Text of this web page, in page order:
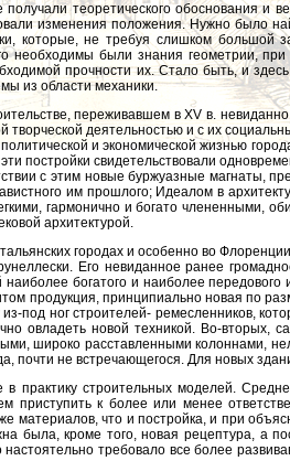
теоретического обоснования
изменения положения. Нужно
которые, не требуя слишком большой
необходимы были знания геометрии,
прочности их. Стало быть, и
из области механики.
переживавшем в XV в.
творческой деятельностью и с их
и экономической жизнью
постройки свидетельствовали
с этим новые буржуазные магнаты,
им прошлого; Идеалом в
гармонично и богато члененными,
архитектурой.
городах и особенно во
Его невиданное ранее
богатого и наиболее
продукция, принципиально новая по
под ног строителей- ремесленников,
овладеть новой техникой. Во-вторых,
широко расставленными колоннами,
почти не встречающегося. Для новых
строительных моделей.
к более или менее
что и постройка, и при
была, кроме того, новая рецептура, а
требовало все более